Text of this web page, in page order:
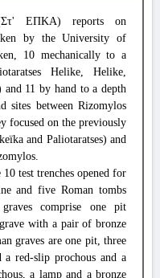
ΕΠΚΑ) reports on
by the University of
10 mechanically to a
Helike, Helike,
11 by hand to a depth
sites between Rizomylos
focused on the previously
and Paliotaratses) and
test trenches opened for
and five Roman tombs
comprise one pit
with a pair of bronze
graves are one pit, three
red-slip prochous and a
a lamp and a bronze